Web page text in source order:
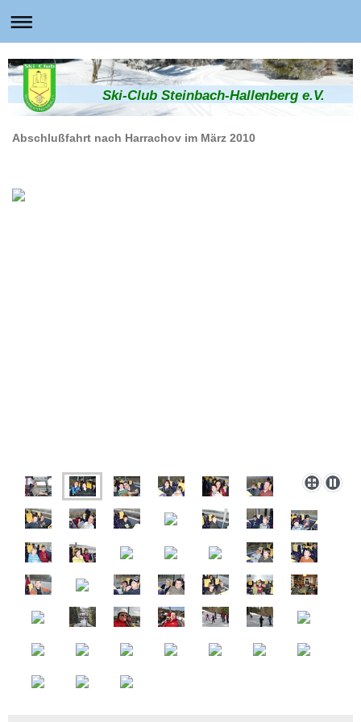
Ski-Club Steinbach-Hallenberg e.V.
Abschlußfahrt nach Harrachov im März 2010